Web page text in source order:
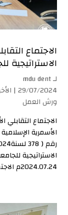
الاجتماع
الاستراتيجية
لـmdu dent
29/07/2024 |
ورش العمل
الاجتماع التقابلي
الأسمرية
الاستراتيجية
2024.07.24م الاجتماع...